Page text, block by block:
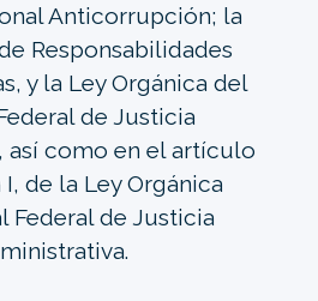
Anticorrupción; la
Responsabilidades
y la Ley Orgánica del
de Justicia
así como en el artículo
de la Ley Orgánica
Federal de Justicia